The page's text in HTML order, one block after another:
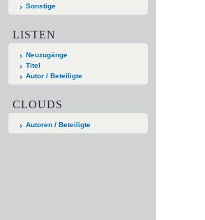
Sonstige
LISTEN
Neuzugänge
Titel
Autor / Beteiligte
CLOUDS
Autoren / Beteiligte